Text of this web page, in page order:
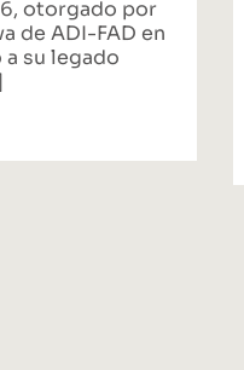
otorgado por
de ADI-FAD en
su legado